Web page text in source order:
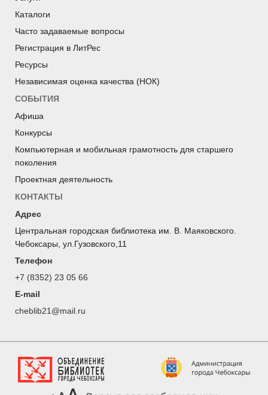
Каталоги
Часто задаваемые вопросы
Регистрация в ЛитРес
Ресурсы
Независимая оценка качества (НОК)
СОБЫТИЯ
Афиша
Конкурсы
Компьютерная и мобильная грамотность для старшего
поколения
Проектная деятельность
КОНТАКТЫ
Адрес
Центральная городская библиотека им. В. Маяковского.
Чебоксары, ул.Гузовского,11
Телефон
+7 (8352) 23 05 66
E-mail
cheblib21@mail.ru